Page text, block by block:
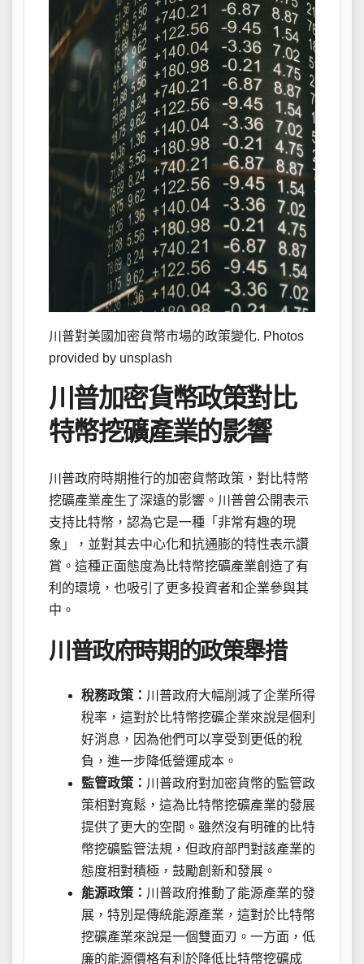
川普對美國加密貨幣市場的政策變化. Photos
provided by unsplash
川普加密貨幣政策對比
特幣挖礦產業的影響
川普政府時期推行的加密貨幣政策，對比特幣
挖礦產業產生了深遠的影響。川普曾公開表示
支持比特幣，認為它是一種「非常有趣的現
象」，並對其去中心化和抗通膨的特性表示讚
賞。這種正面態度為比特幣挖礦產業創造了有
利的環境，也吸引了更多投資者和企業參與其
中。
川普政府時期的政策舉措
稅務政策： 川普政府大幅削減了企業所得
稅率，這對於比特幣挖礦企業來說是個利
好消息，因為他們可以享受到更低的稅
負，進一步降低營運成本。
監管政策： 川普政府對加密貨幣的監管政
策相對寬鬆，這為比特幣挖礦產業的發展
提供了更大的空間。雖然沒有明確的比特
幣挖礦監管法規，但政府部門對該產業的
態度相對積極，鼓勵創新和發展。
能源政策： 川普政府推動了能源產業的發
展，特別是傳統能源產業，這對於比特幣
挖礦產業來說是一個雙面刃。一方面，低
廉的能源價格有利於降低比特幣挖礦成